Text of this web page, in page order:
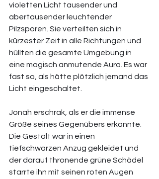
violetten Licht tausender und
abertausender leuchtender
Pilzsporen. Sie verteilten sich in
kürzester Zeit in alle Richtungen und
hüllten die gesamte Umgebung in
eine magisch anmutende Aura. Es war
fast so, als hätte plötzlich jemand das
Licht eingeschaltet.
Jonah erschrak, als er die immense
Größe seines Gegenübers erkannte.
Die Gestalt war in einen
tiefschwarzen Anzug gekleidet und
der darauf thronende grüne Schädel
starrte ihn mit seinen roten Augen